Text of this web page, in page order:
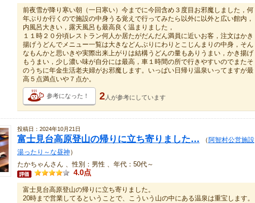
前夜雪が降り寒い朝（一日寒い）今までに今回含め３度目お邪魔しました，何
年ぶりか行くので施設の中身うる覚えで行ってみたら以外に以外と広い館内，
内風呂大きい，露天風呂も最高良く温まりました，
１１時２０分頃レストラン何人か居たがだんだん満員に近いお客，注文はかき
揚げうどんでメニュー一覧は大きなどんぶりにわりとこじんまりの中身，そん
なもんかと思いきや実際出来上がりは結構うどんの量もありうまい，かき揚げ
もうまい，少し濃い味が自分には最高，車１時間の所で行きやすいのでまたそ
のうちに年金生活老夫婦がお邪魔します。いっぱい日帰り温泉いってますが最
高５点満点いや７点か。
参考になった！ 2人が参考にしています
投稿日：2024年10月21日
富士見台高原登山の帰りに立ち寄りました… （ 阿智村公営施設
湯ったり～な昼神）
たかちゃんさん 、性別：男性 、年代：50代～
4.0点
富士見台高原登山の帰りに立ち寄りました。
20時まで営業してるということで、こういう山の中にある温泉は重宝します。